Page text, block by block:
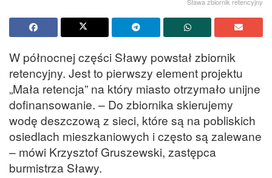
Sława zbiornik retencyjny
W północnej części Sławy powstał zbiornik
retencyjny. Jest to pierwszy element projektu
„Mała retencja” na który miasto otrzymało unijne
dofinansowanie. – Do zbiornika skierujemy
wodę deszczową z sieci, które są na pobliskich
osiedlach mieszkaniowych i często są zalewane
– mówi Krzysztof Gruszewski, zastępca
burmistrza Sławy.